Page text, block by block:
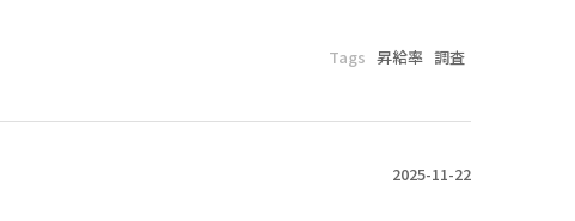
Tags 昇給率 調査
2025-11-22